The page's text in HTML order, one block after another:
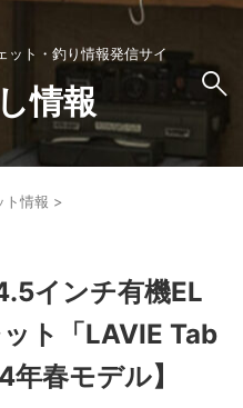
ット・釣り情報発信サイ
情報
ト情報 >
インチ有機EL
ト「LAVIE Tab
春モデル】